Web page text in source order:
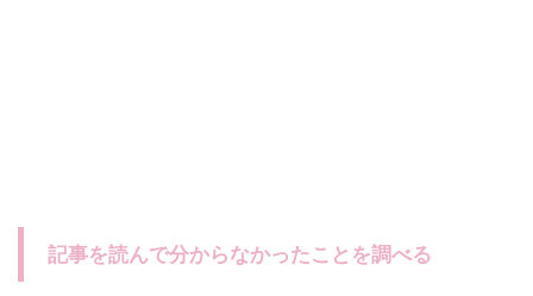
記事を読んで分からなかったことを調べる